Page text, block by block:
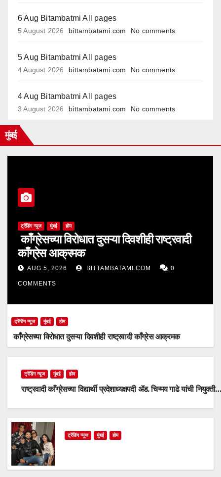
6 Aug Bitambatmi All pages
5 August 2026 bittambatami.com No comments
5 Aug Bitambatmi All pages
4 August 2026 bittambatami.com No comments
4 Aug Bitambatmi All pages
3 August 2026 bittambatami.com No comments
मुंबई
ट्रेंडिंग न्यूज मुंबई होम
काँग्रेसच्या विरोधात दुसऱ्या दिवशीही राष्ट्रवादी
काँग्रेस आक्रमक
AUG 5, 2026 BITTAMBATAMI.COM 0
COMMENTS
ट्रेंडिंग न्यूज मुंबई होम
काँग्रेसच्या विरोधात दुसऱ्या दिवशीही राष्ट्रवादी काँग्रेस आक्रमक
ट्रेंडिंग न्यूज मुंबई होम
राष्ट्रवादी काँग्रेसच्या विद्यार्थी प्रदेशाध्यक्षपदी ॲड. चिन्मय गाढे यांची नियुक्ती…
ट्रेंडिंग न्यूज मुंबई होम